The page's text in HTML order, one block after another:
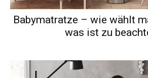
Babymatratze – wie wählt
was ist zu